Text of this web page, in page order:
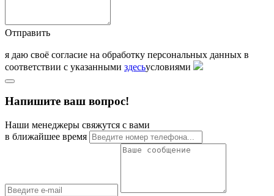
Отправить
я даю своё согласие на обработку персональных данных в
соответствии с указанными здесьусловиями
Напишите ваш вопрос!
Наши менеджеры свяжутся с вами
в ближайшее время